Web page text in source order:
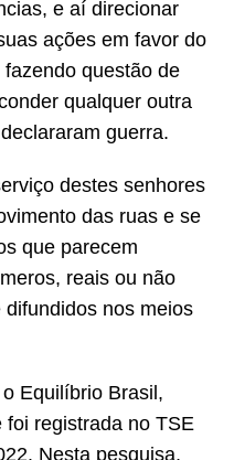
e aí direcionar
ações em favor do
questão de
qualquer outra
guerra.
destes senhores
das ruas e se
que parecem
reais ou não
nos meios
Equilíbrio Brasil,
registrada no TSE
Nesta pesquisa,